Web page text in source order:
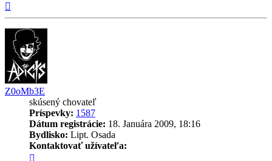
Z0oMb3E
skúsený chovateľ
Príspevky: 1587
Dátum registrácie: 18. Januára 2009, 18:16
Bydlisko: Lipt. Osada
Kontaktovať užívateľa: